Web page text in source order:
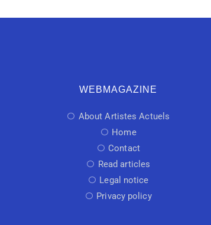
WEBMAGAZINE
About Artistes Actuels
Home
Contact
Read articles
Legal notice
Privacy policy